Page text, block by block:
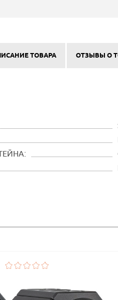
ТОВАРА ОТЗЫВЫ О